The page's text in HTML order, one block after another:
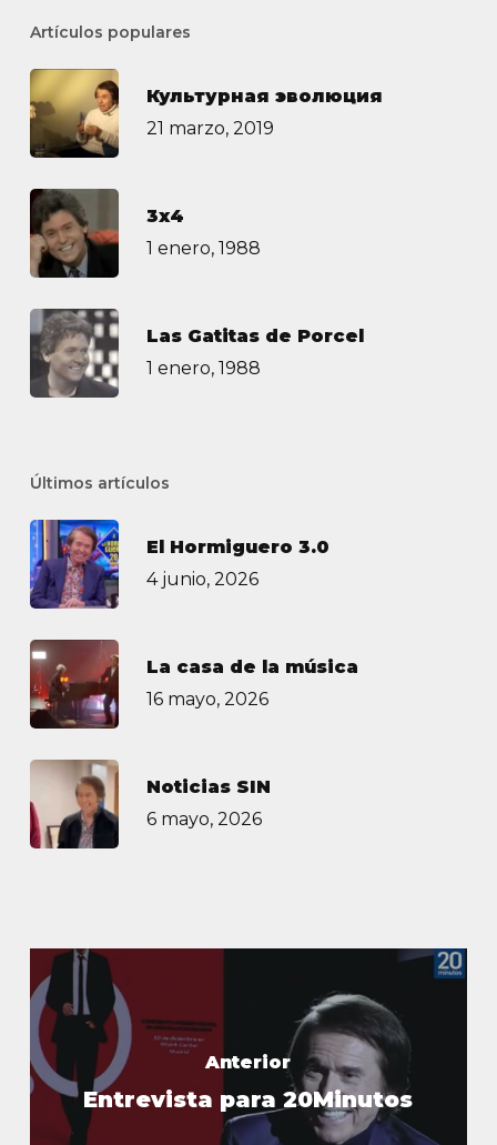
Artículos populares
Культурная эволюция
21 marzo, 2019
3х4
1 enero, 1988
Las Gatitas de Porcel
1 enero, 1988
Últimos artículos
El Hormiguero 3.0
4 junio, 2026
La casa de la música
16 mayo, 2026
Noticias SIN
6 mayo, 2026
Anterior
Entrevista para 20Minutos